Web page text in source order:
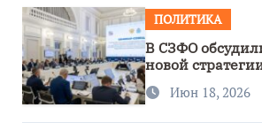
ПОЛИТИКА
В СЗФО
новой
Июн 18, 2026